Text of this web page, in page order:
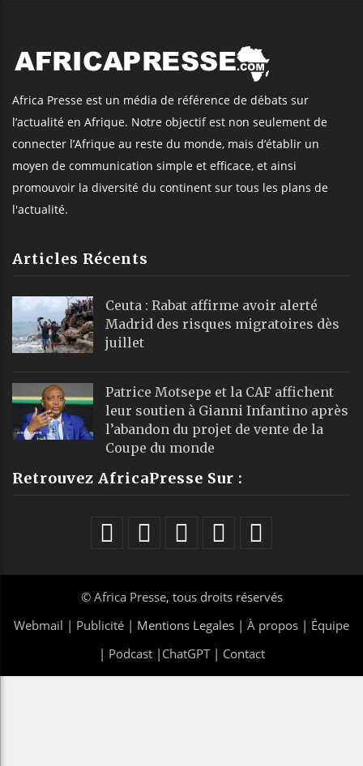
Africa Presse est un média de référence de débats sur
l’actualité en Afrique. Notre objectif est non seulement de
connecter l’Afrique au reste du monde, mais d’établir un
moyen de communication simple et efficace, et ainsi
promouvoir la diversité du continent sur tous les plans de
l'actualité.
Articles Récents
Ceuta : Rabat affirme avoir alerté
Madrid des risques migratoires dès
juillet
Patrice Motsepe et la CAF affichent
leur soutien à Gianni Infantino après
l’abandon du projet de vente de la
Coupe du monde
Retrouvez AfricaPresse Sur :
© Africa Presse, tous droits réservés
Webmail | Publicité | Mentions Legales | À propos | Équipe
| Podcast| ChatGPT| Contact